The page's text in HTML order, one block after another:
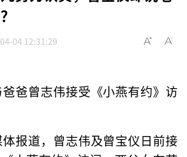
04 12:31:29
爸曾志伟接受《小燕有约》访
报道，曾志伟及曾宝仪日前接